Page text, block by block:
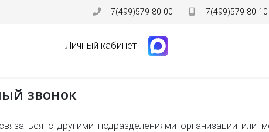
+7(499)579-80-00 +7(499)579-80-10
Личный кабинет
звонок
с другими подразделениями организации или